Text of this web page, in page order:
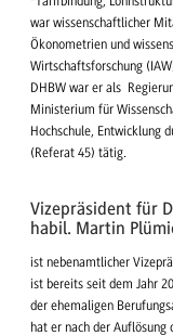
war wissenschaftlicher
Ökonometrien und
Wirtschaftsforschung
DHBW war er als
Ministerium für
Hochschule, Entwicklung
(Referat 45) tätig.
Vizepräsident für
habil. Martin
ist nebenamtlicher
ist bereits seit dem Jahr
der ehemaligen
hat er nach der Auflösung